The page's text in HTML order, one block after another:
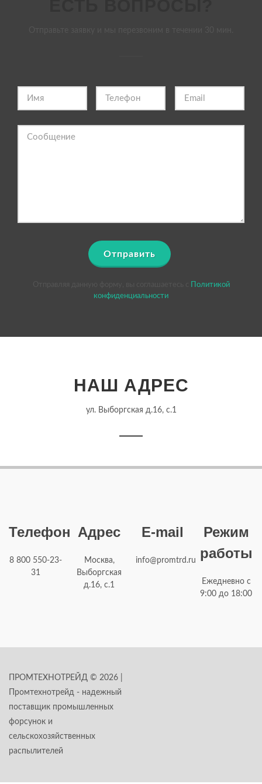
Отправить
Политикой
конфиденциальности
НАШ АДРЕС
ул. Выборгская д.16, с.1
Телефон
8 800 550-23-
31
Адрес
Москва,
Выборгская
д.16, с.1
E-mail
info@promtrd.ru
Режим
работы
Ежедневно с
9:00 до 18:00
ПРОМТЕХНОТРЕЙД © 2026 |
Промтехнотрейд - надежный
поставщик промышленных
форсунок и
сельскохозяйственных
распылителей